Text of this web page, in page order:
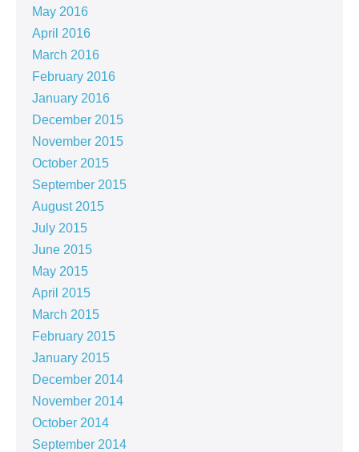
May 2016
April 2016
March 2016
February 2016
January 2016
December 2015
November 2015
October 2015
September 2015
August 2015
July 2015
June 2015
May 2015
April 2015
March 2015
February 2015
January 2015
December 2014
November 2014
October 2014
September 2014